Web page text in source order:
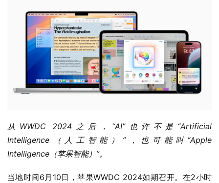
从WWDC 2024之后，“AI”也许不是“Artificial
Intelligence（人工智能）”，也可能叫“Apple
Intelligence（苹果智能）”。
当地时间6月10日，苹果WWDC 2024如期召开。在2小时